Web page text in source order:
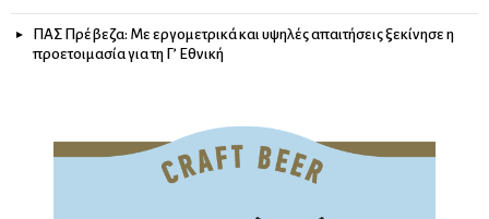
ΠΑΣ Πρέβεζα: Με εργομετρικά και υψηλές απαιτήσεις ξεκίνησε η
προετοιμασία για τη Γ’ Εθνική